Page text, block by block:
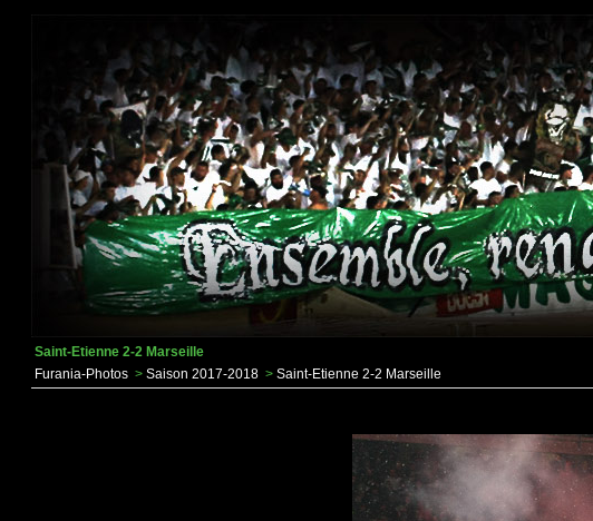
Saint-Etienne 2-2 Marseille
Furania-Photos > Saison 2017-2018 > Saint-Etienne 2-2 Marseille